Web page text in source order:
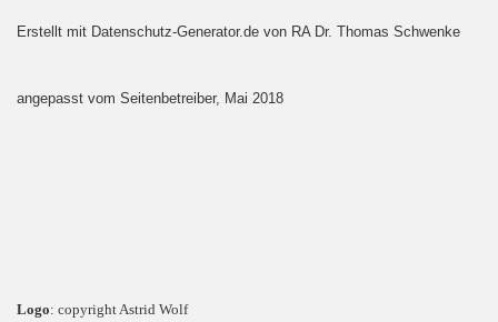
Erstellt mit Datenschutz-Generator.de von RA Dr. Thomas Schwenke
angepasst vom Seitenbetreiber, Mai 2018
Logo: copyright Astrid Wolf